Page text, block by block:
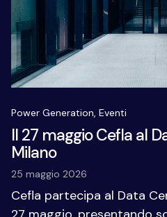
Power Generation, Eventi
Il 27 maggio Cefla al
Milano
25 maggio 2026
Cefla partecipa al Data